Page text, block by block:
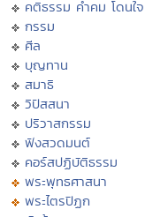
คติธรรม คำคม โดนใจ
กรรม
ศีล
บุญทาน
สมาธิ
วิปัสสนา
ปริวาสกรรม
ฟังสวดมนต์
คอร์สปฏิบัติธรรม
พระพุทธศาสนา
พระไตรปิฏก